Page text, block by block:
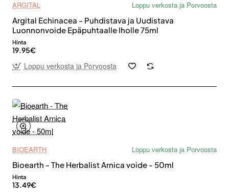
ARGITAL
Loppu verkosta ja Porvoosta
Argital Echinacea - Puhdistava ja Uudistava
Luonnonvoide Epäpuhtaalle Iholle 75ml
Hinta
19.95€
Loppu verkosta ja Porvoosta
BIOEARTH
Loppu verkosta ja Porvoosta
Bioearth - The Herbalist Arnica voide - 50ml
Hinta
13.49€